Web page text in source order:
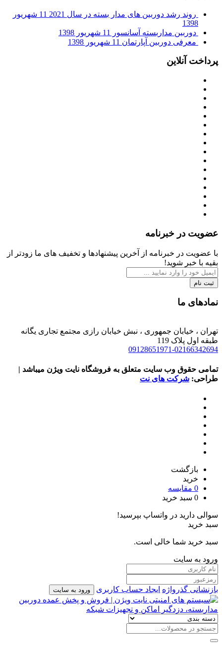
روند رشد دوربین های مدار بسته در سال 2021
11 شهریور
1398
دوربین مداربسته آسانسور
11 شهریور 1398
معرفی دوربین آپارتمان 11 شهریور 1398
پرداخت آنلاین
عضویت در خبرنامه
با عضویت در خبرنامه از آخرین پیشنهادها و تخفیف های ما زودتر از
بقیه با خبر شوید!
ثبت نام
نمادهای ما
تهران ، خیابان جمهوری ، نبش خیابان رازی مجتمع تجاری یگانه
طبقه اول پلاک 119
09128651971-02166342694
تمامی حقوق وب سایت متعلق به فروشگاه نایت ویژن میباشد |
طراحی: شرکت های نت
بازگشت
خرید
0 مقایسه
0 سبد خرید
سوالی دارید در واتساپ بپرسید!
سبد خرید
سبد خرید شما خالی است.
ورود به سایت
بازنشانی گذرواژه ایجاد حساب کاربری ورود به سایت